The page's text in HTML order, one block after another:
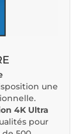
une
4K Ultra
pour